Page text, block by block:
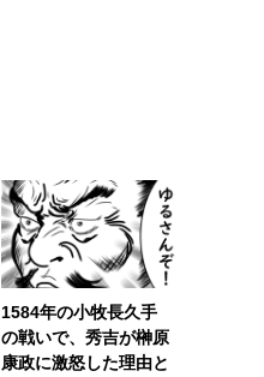
1584年の小牧長久手
の戦いで、秀吉が榊原
康政に激怒した理由と